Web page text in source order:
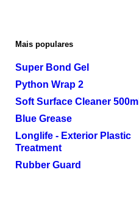
Mais populares
Super Bond Gel
Python Wrap 2
Soft Surface Cleaner 500ml
Blue Grease
Longlife - Exterior Plastic
Treatment
Rubber Guard